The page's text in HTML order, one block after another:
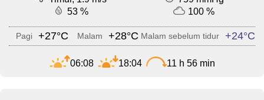
53 %
100 %
Pagi +27°C Malam +28°C Malam sebelum tidur +24°C
06:08 18:04 11 h 56 min